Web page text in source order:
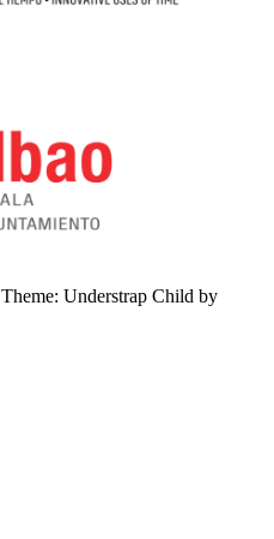
Theme: Understrap Child by